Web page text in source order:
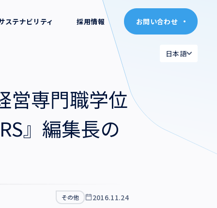
お問い合わせ
日本語
ステナビリティ 採用情報 お問い合わせ
日本語
営専門職学位
』編集長の
その他 2016.11.24